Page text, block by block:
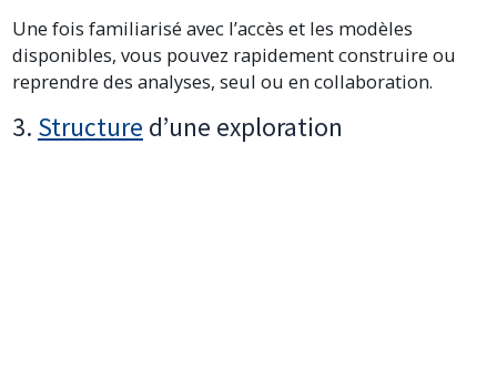
Une fois familiarisé avec l’accès et les modèles
disponibles, vous pouvez rapidement construire ou
reprendre des analyses, seul ou en collaboration.
3. Structure d’une exploration